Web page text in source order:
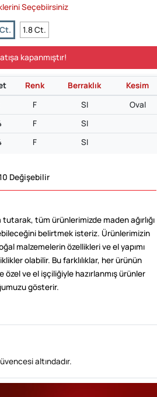
Seçebiirsiniz
1.8 Ct.
kapanmıştır!
Renk Berraklık
Kesim
F SI
Oval
F
SI
F SI
Değişebilir
tüm ürünlerimizde maden ağırlığı
belirtmek isteriz. Ürünlerimizin
malzemelerin özellikleri ve el yapımı
olabilir. Bu farklılıklar, her ürünün
ve el işçiliğiyle hazırlanmış ürünler
gösterir.
altındadır.